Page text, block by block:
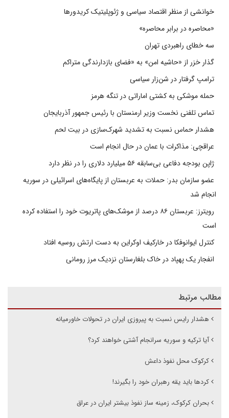
خوانشی از منظر اقتصاد سیاسی و ژئوپلیتیک کریدورها
«محاصره در برابر محاصره»
سه خطای راهبردی تهران
گذار خزر از «حاشیه امن» به «فضای بازدارندگی متراکم
ترامپ گرفتار در شن‌زار سیاسی
حمله موشکی به کشتی اماراتی در تنگه هرمز
تماس تلفنی نخست وزیر ارمنستان با رئیس جمهور آذربایجان
هشدار حماس نسبت به تشدید شهرک‌سازی در بیت‌ لحم
عراقچی: مذاکرات با عمان در حال انجام است
ژاپن بودجه دفاعی بی‌سابقه ۵۶ میلیارد دلاری را در نظر دارد
عضو سازمان بدر: حملات به عربستان از پایگاه‌های اسرائیلی در سوریه
انجام شد
رویترز: عربستان ۸۶ درصد از موشک‌های پاتریوت خود را استفاده کرده
است
کنترل ایوانوفکا در خارکیف اوکراین به دست ارتش روسیه افتاد
انفجار یک پهپاد در خاک بلغارستان نزدیک مرز رومانی
مطالب مرتبط
هشدار رایس نسبت به پیروزی ایران در تحولات خاورمیانه
آیا ترکیه و سوریه سرانجام آشتی خواهند کرد؟
کرکوک محل نفوذ داعش
کردها باید یقه رهبران خود را بگیرند!
بحران کرکوک، زمینه ساز نفوذ بیشتر ایران در عراق